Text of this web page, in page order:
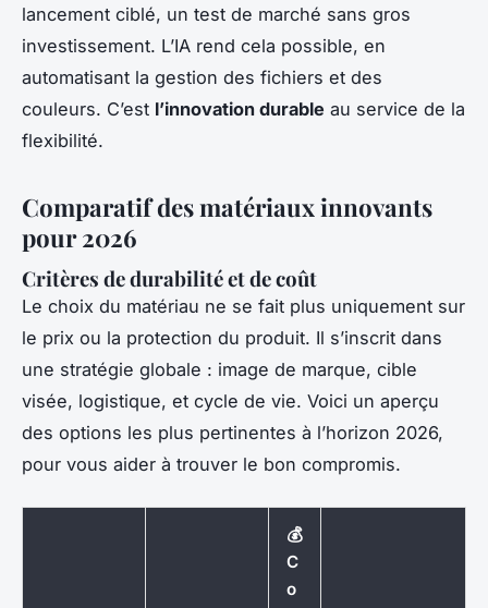
lancement ciblé, un test de marché sans gros
investissement. L’IA rend cela possible, en
automatisant la gestion des fichiers et des
couleurs. C’est l’innovation durable au service de la
flexibilité.
Comparatif des matériaux innovants
pour 2026
Critères de durabilité et de coût
Le choix du matériau ne se fait plus uniquement sur
le prix ou la protection du produit. Il s’inscrit dans
une stratégie globale : image de marque, cible
visée, logistique, et cycle de vie. Voici un aperçu
des options les plus pertinentes à l’horizon 2026,
pour vous aider à trouver le bon compromis.
💰
C
o